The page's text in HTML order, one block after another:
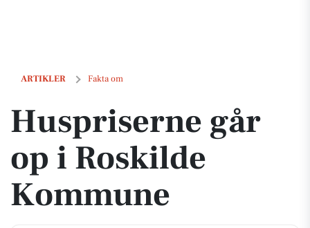
ARTIKLER Fakta om
Huspriserne går op i Roskilde Kommune
Huspriserne går
op i Roskilde
Kommune